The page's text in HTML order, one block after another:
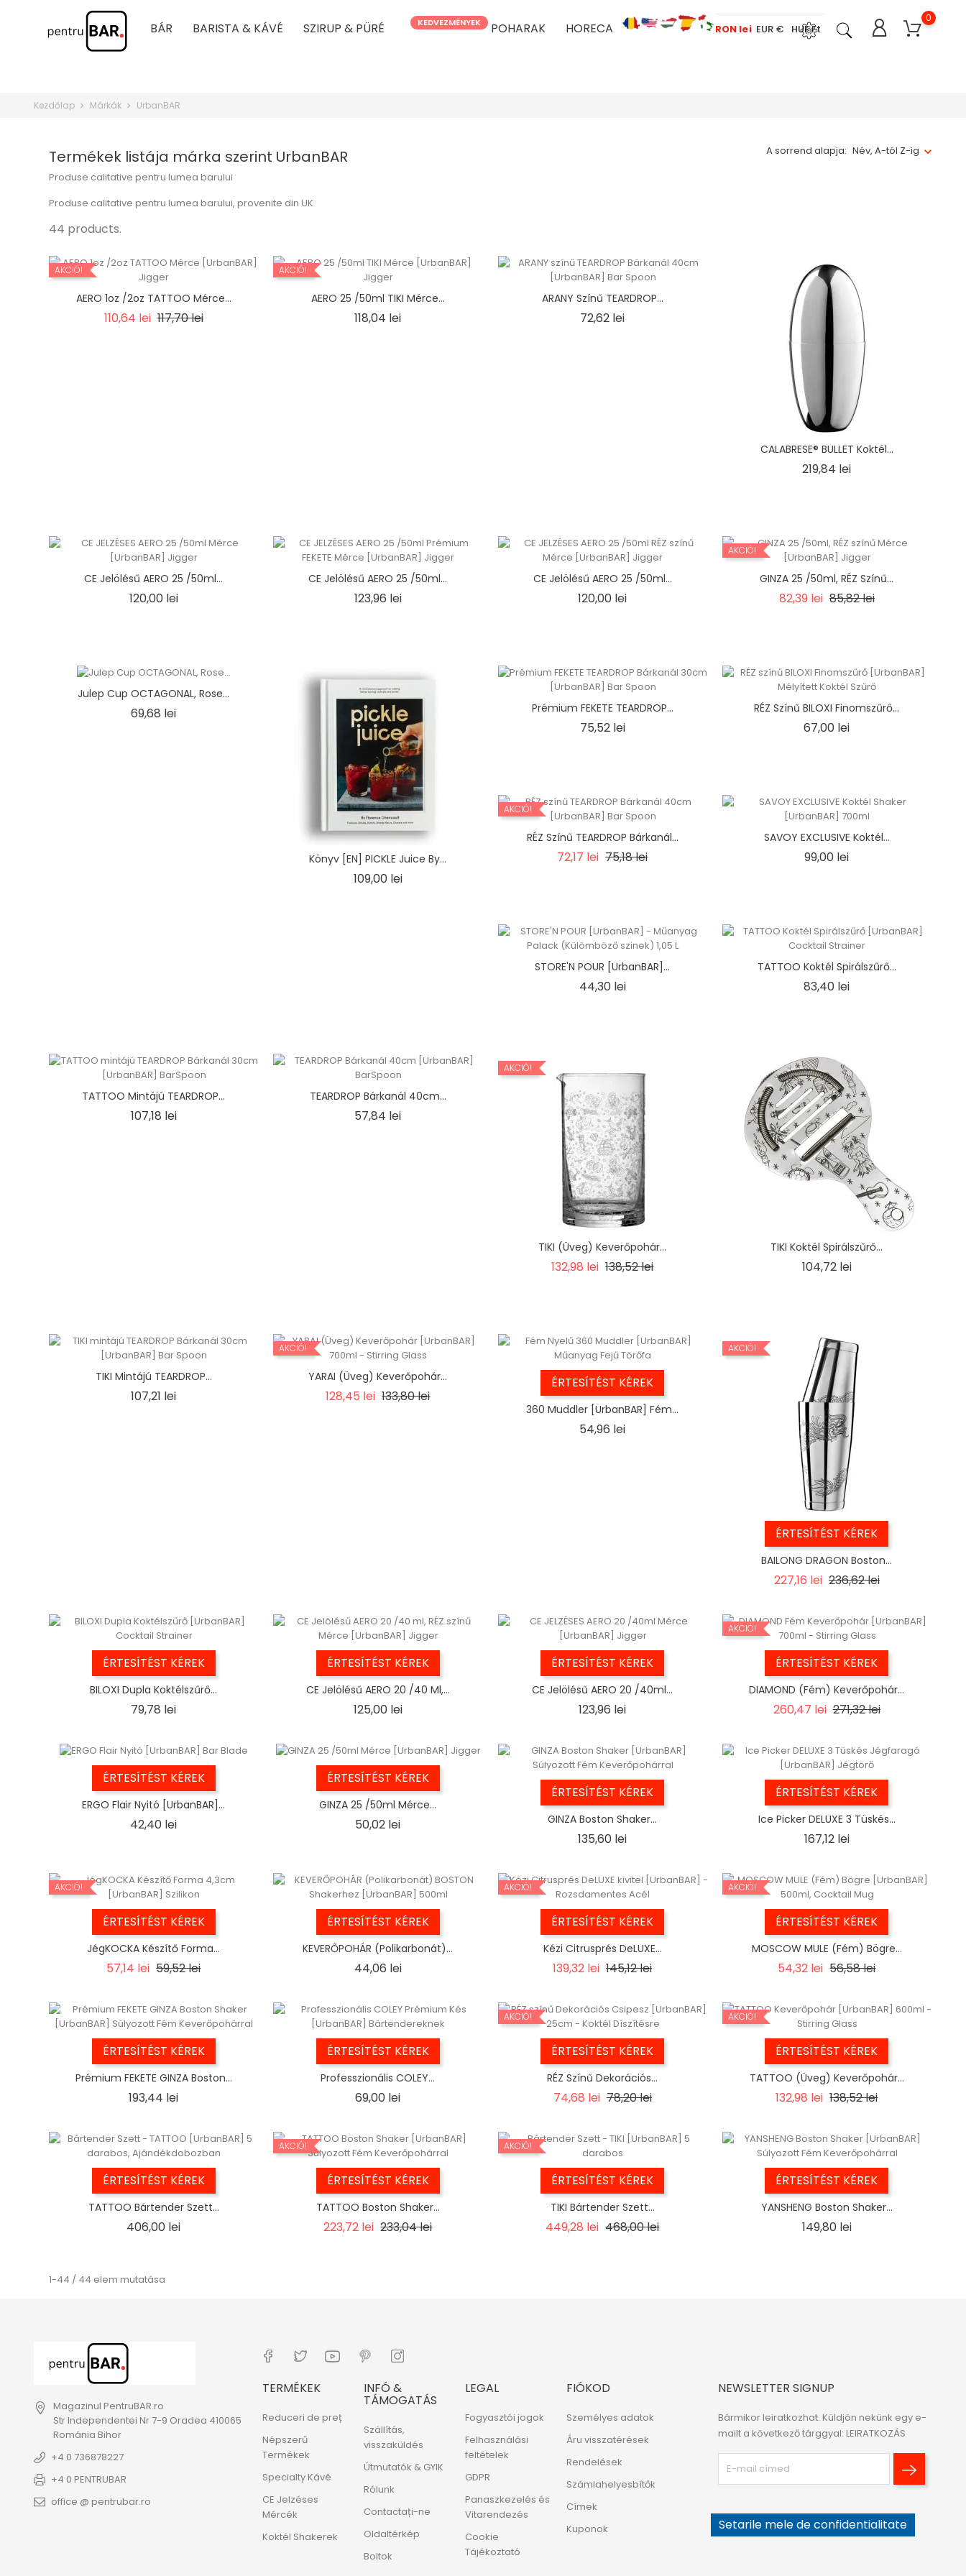
BÁR BARISTA & KÁVÉ SZIRUP & PÜRÉ KEDVEZMÉNYEK POHARAK HORECA
0
RON lei EUR € HUF Ft
Kezdőlap Márkák UrbanBAR
Termékek listája márka szerint UrbanBAR
Produse calitative pentru lumea barului
Produse calitative pentru lumea barului, provenite din UK
44 products.
A sorrend alapja: Név, A-tól Z-ig
AKCIÓ!
AERO 1oz /2oz TATTOO Mérce...
110,64 lei Regular
117,70 leiÁr
AKCIÓ!
AERO 25 /50ml TIKI Mérce...
118,04 leiÁr
ARANY Színű TEARDROP...
72,62 leiÁr
CALABRESE® BULLET Koktél...
219,84 leiÁr
CE Jelölésű AERO 25 /50ml...
120,00 leiÁr
CE Jelölésű AERO 25 /50ml...
123,96 leiÁr
CE Jelölésű AERO 25 /50ml...
120,00 leiÁr
AKCIÓ!
GINZA 25 /50ml, RÉZ Színű...
82,39 lei Regular
85,82 leiÁr
Julep Cup OCTAGONAL, Rose...
69,68 leiÁr
Könyv [EN] PICKLE Juice By...
109,00 leiÁr
Prémium FEKETE TEARDROP...
75,52 leiÁr
RÉZ Színű BILOXI Finomszűrő...
67,00 leiÁr
AKCIÓ!
RÉZ Színű TEARDROP Bárkanál...
72,17 lei Regular
75,18 leiÁr
SAVOY EXCLUSIVE Koktél...
99,00 leiÁr
STORE'N POUR [UrbanBAR]...
44,30 leiÁr
TATTOO Koktél Spirálszűrő...
83,40 leiÁr
TATTOO Mintájú TEARDROP...
107,18 leiÁr
TEARDROP Bárkanál 40cm...
57,84 leiÁr
AKCIÓ!
TIKI (Üveg) Keverőpohár...
132,98 lei Regular
138,52 leiÁr
TIKI Koktél Spirálszűrő...
104,72 leiÁr
TIKI Mintájú TEARDROP...
107,21 leiÁr
AKCIÓ!
YARAI (Üveg) Keverőpohár...
128,45 lei Regular
133,80 leiÁr
ÉRTESÍTÉST KÉREK
360 Muddler [UrbanBAR] Fém...
54,96 leiÁr
AKCIÓ!
ÉRTESÍTÉST KÉREK
BAILONG DRAGON Boston...
227,16 lei Regular
236,62 leiÁr
ÉRTESÍTÉST KÉREK
BILOXI Dupla Koktélszűrő...
79,78 leiÁr
ÉRTESÍTÉST KÉREK
CE Jelölésű AERO 20 /40 Ml,...
125,00 leiÁr
ÉRTESÍTÉST KÉREK
CE Jelölésű AERO 20 /40ml...
123,96 leiÁr
AKCIÓ!
ÉRTESÍTÉST KÉREK
DIAMOND (Fém) Keverőpohár...
260,47 lei Regular
271,32 leiÁr
ÉRTESÍTÉST KÉREK
ERGO Flair Nyitó [UrbanBAR]...
42,40 leiÁr
ÉRTESÍTÉST KÉREK
GINZA 25 /50ml Mérce...
50,02 leiÁr
ÉRTESÍTÉST KÉREK
GINZA Boston Shaker...
135,60 leiÁr
ÉRTESÍTÉST KÉREK
Ice Picker DELUXE 3 Tüskés...
167,12 leiÁr
AKCIÓ!
ÉRTESÍTÉST KÉREK
JégKOCKA Készítő Forma...
57,14 lei Regular
59,52 leiÁr
ÉRTESÍTÉST KÉREK
KEVERŐPOHÁR (Polikarbonát)...
44,06 leiÁr
AKCIÓ!
ÉRTESÍTÉST KÉREK
Kézi Citrusprés DeLUXE...
139,32 lei Regular
145,12 leiÁr
AKCIÓ!
ÉRTESÍTÉST KÉREK
MOSCOW MULE (Fém) Bögre...
54,32 lei Regular
56,58 leiÁr
ÉRTESÍTÉST KÉREK
Prémium FEKETE GINZA Boston...
193,44 leiÁr
ÉRTESÍTÉST KÉREK
Professzionális COLEY...
69,00 leiÁr
AKCIÓ!
ÉRTESÍTÉST KÉREK
RÉZ Színű Dekorációs...
74,68 lei Regular
78,20 leiÁr
AKCIÓ!
ÉRTESÍTÉST KÉREK
TATTOO (Üveg) Keverőpohár...
132,98 lei Regular
138,52 leiÁr
ÉRTESÍTÉST KÉREK
TATTOO Bártender Szett...
406,00 leiÁr
AKCIÓ!
ÉRTESÍTÉST KÉREK
TATTOO Boston Shaker...
223,72 lei Regular
233,04 leiÁr
AKCIÓ!
ÉRTESÍTÉST KÉREK
TIKI Bártender Szett...
449,28 lei Regular
468,00 leiÁr
ÉRTESÍTÉST KÉREK
YANSHENG Boston Shaker...
149,80 leiÁr
1-44 / 44 elem mutatása
Magazinul PentruBAR.ro
Str Independentei Nr 7-9 Oradea 410065
Románia Bihor
+4 0 736878227
+4 0 PENTRUBAR
office @ pentrubar.ro
TERMÉKEK
Reduceri de preț
Népszerű
Termékek
Specialty Kávé
CE Jelzéses
Mércék
Koktél Shakerek
INFÓ &
TÁMOGATÁS
Szállítás,
visszaküldés
Útmutatók & GYIK
Rólunk
Contactați-ne
Oldaltérkép
Boltok
LEGAL
Fogyasztói jogok
Felhasználási
feltételek
GDPR
Panaszkezelés és
Vitarendezés
Cookie
Tájékoztató
FIÓKOD
Személyes adatok
Áru visszatérések
Rendelések
Számlahelyesbítők
Címek
Kuponok
NEWSLETTER SIGNUP
Bármikor leiratkozhat. Küldjön nekünk egy e-
mailt a következő tárggyal: LEIRATKOZÁS
Setarile mele de confidentialitate